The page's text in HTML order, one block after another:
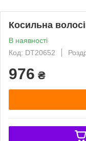
Косильна
В наявності
Код: DT20652
976 ₴